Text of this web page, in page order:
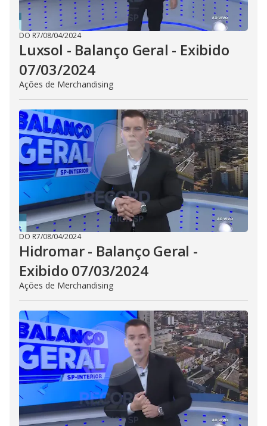
DO R7/08/04/2024
Luxsol - Balanço Geral - Exibido
07/03/2024
Ações de Merchandising
DO R7/08/04/2024
Hidromar - Balanço Geral -
Exibido 07/03/2024
Ações de Merchandising